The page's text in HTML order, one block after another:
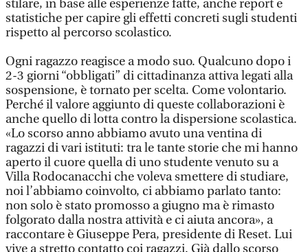
stilare, in base alle esperienze fatte, anche report e
statistiche per capire gli effetti concreti sugli studenti
rispetto al percorso scolastico.
Ogni ragazzo reagisce a modo suo. Qualcuno dopo i
2-3 giorni “obbligati” di cittadinanza attiva legati alla
sospensione, è tornato per scelta. Come volontario.
Perché il valore aggiunto di queste collaborazioni è
anche quello di lotta contro la dispersione scolastica.
«Lo scorso anno abbiamo avuto una ventina di
ragazzi di vari istituti: tra le tante storie che mi hanno
aperto il cuore quella di uno studente venuto su a
Villa Rodocanacchi che voleva smettere di studiare,
noi l’abbiamo coinvolto, ci abbiamo parlato tanto:
non solo è stato promosso a giugno ma è rimasto
folgorato dalla nostra attività e ci aiuta ancora», a
raccontare è Giuseppe Pera, presidente di Reset. Lui
vive a stretto contatto coi ragazzi. Già dallo scorso